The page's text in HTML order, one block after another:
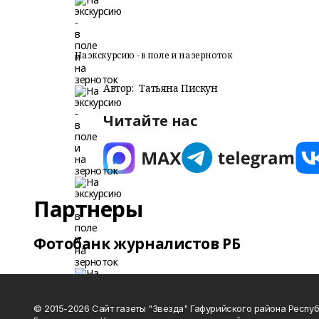
На экскурсию - в поле и на зерноток
Автор: Татьяна Пискун
Читайте нас
Партнеры
Фотобанк журналистов РБ
© 2015-2026 Сайт газеты "Звезда" Гафурийского района